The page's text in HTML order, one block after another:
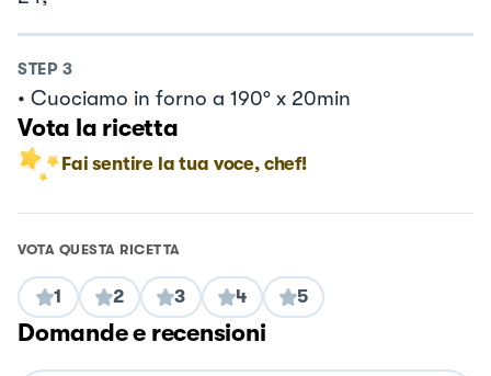
STEP 3
• Cuociamo in forno a 190° x 20min
Vota la ricetta
Fai sentire la tua voce, chef!
VOTA QUESTA RICETTA
1 2 3 4 5
Domande e recensioni